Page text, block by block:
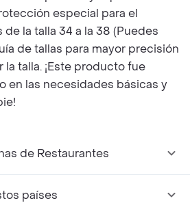
especial para el
la talla 34 a la 38 (Puedes
de tallas para mayor precisión
la talla. ¡Este producto fue
en las necesidades básicas y
de Restaurantes
países